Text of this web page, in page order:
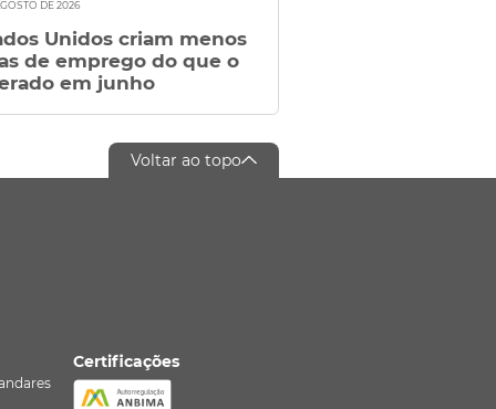
DE 2026
Unidos criam menos
de emprego do que o
em junho
Voltar ao topo
Certificações